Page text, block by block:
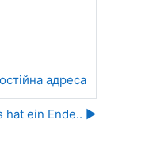
адреса
hat ein Ende.. ▶︎